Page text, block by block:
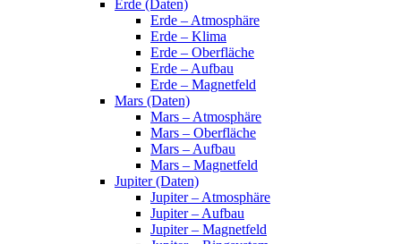
Erde (Daten)
Erde – Atmosphäre
Erde – Klima
Erde – Oberfläche
Erde – Aufbau
Erde – Magnetfeld
Mars (Daten)
Mars – Atmosphäre
Mars – Oberfläche
Mars – Aufbau
Mars – Magnetfeld
Jupiter (Daten)
Jupiter – Atmosphäre
Jupiter – Aufbau
Jupiter – Magnetfeld